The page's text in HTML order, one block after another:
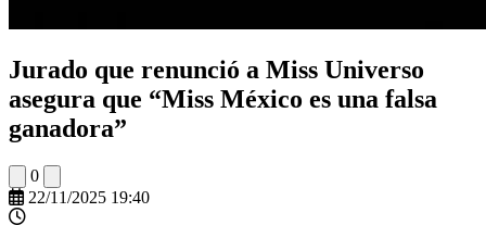
Jurado que renunció a Miss Universo
asegura que “Miss México es una falsa
ganadora”
0
22/11/2025 19:40